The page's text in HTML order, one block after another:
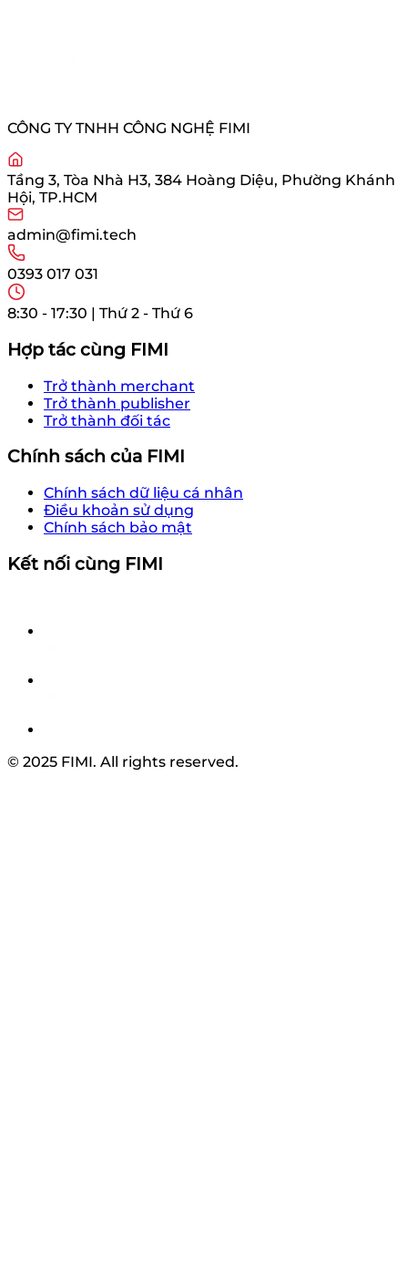
CÔNG TY TNHH CÔNG NGHỆ FIMI
Tầng 3, Tòa Nhà H3, 384 Hoàng Diệu, Phường Khánh
Hội, TP.HCM
admin@fimi.tech
0393 017 031
8:30 - 17:30 | Thứ 2 - Thứ 6
Hợp tác cùng FIMI
Trở thành merchant
Trở thành publisher
Trở thành đối tác
Chính sách của FIMI
Chính sách dữ liệu cá nhân
Điều khoản sử dụng
Chính sách bảo mật
Kết nối cùng FIMI
© 2025 FIMI. All rights reserved.